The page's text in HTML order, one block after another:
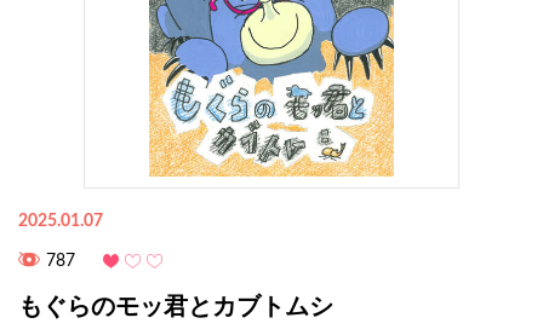
2025.01.07
787
もぐらのモッ君とカブトムシ